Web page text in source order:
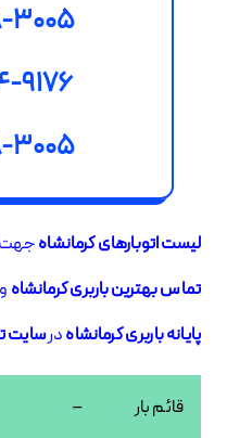
3005
9176
3005
لیست اتوبارهای کرمانشاهجهت
تماس بهترین باربری کرمانشاه
پایانه باربری کرمانشاهدرسایت
قائم بار
–